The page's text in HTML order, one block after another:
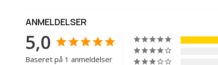
ANMELDELSER
5,0
Baseret på 1 anmeldelser